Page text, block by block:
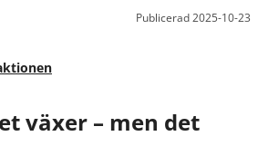
Publicerad2025-10-23
växer – men det